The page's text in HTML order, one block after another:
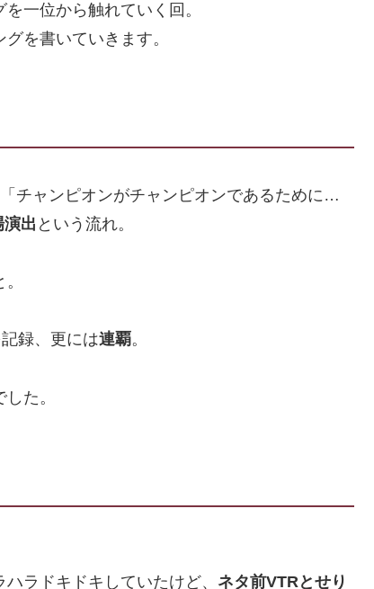
一位から触れていく回。
を書いていきます。
チャンピオンがチャンピオンであるために…
出 という流れ。
記録、更には連覇。
た。
ラドキドキしていたけど、 ネタ前VTRとせり